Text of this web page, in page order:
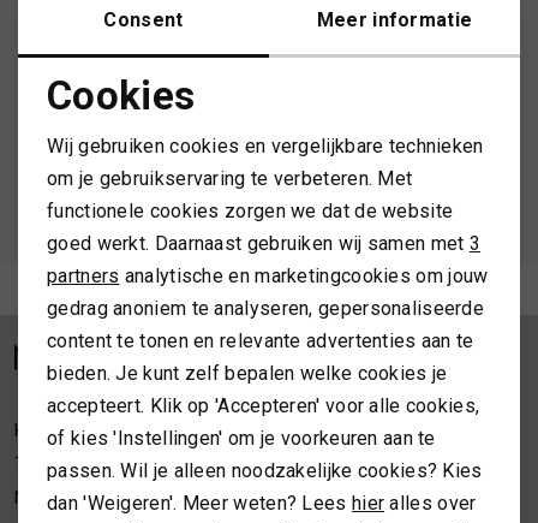
REGENLAARZEN
ROKKEN
SCHOENEN
SHORTS
SIERADEN
SJAALS
SOKKEN
T-SHIRTS
TASSEN EN RUGZAKKEN
TRUIEN
VESTEN
Schrijf je in en ontvang 10% korting op je 1e bestelling
AANMELDEN
Hoe we met je data omgaan? Bekijk dit in onze
privacyverklaring.
Meld je aan voor de nieuwsbrief
Kleine Overstraat 36a
7411 JM Deventer
Nederland
Noodzakelijke cookies
Analytische cookies
Marketing cookies
Consent Meer informatie
Cookies
Wij gebruiken cookies en vergelijkbare technieken
om je gebruikservaring te verbeteren. Met
functionele cookies zorgen we dat de website
goed werkt. Daarnaast gebruiken wij samen met 3
partners analytische en marketingcookies om jouw
gedrag anoniem te analyseren, gepersonaliseerde
content te tonen en relevante advertenties aan te
bieden. Je kunt zelf bepalen welke cookies je
accepteert. Klik op 'Accepteren' voor alle cookies,
of kies 'Instellingen' om je voorkeuren aan te
passen. Wil je alleen noodzakelijke cookies? Kies
dan 'Weigeren'. Meer weten? Lees hier alles over